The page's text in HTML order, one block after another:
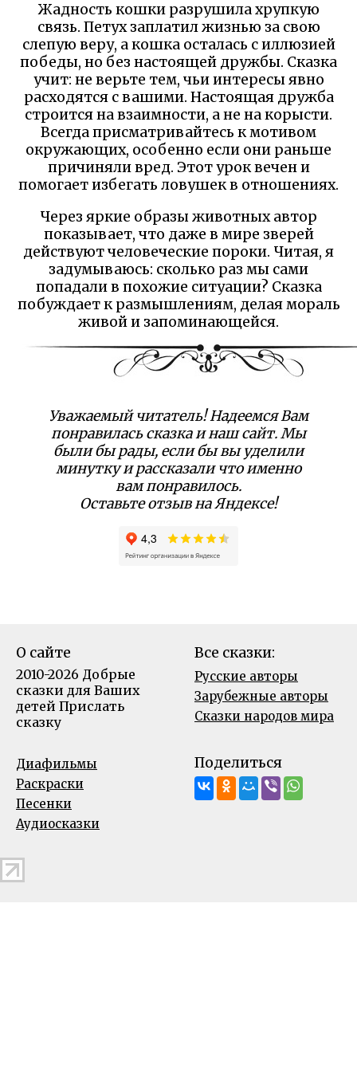
Жадность кошки разрушила хрупкую
связь. Петух заплатил жизнью за свою
слепую веру, а кошка осталась с иллюзией
победы, но без настоящей дружбы. Сказка
учит: не верьте тем, чьи интересы явно
расходятся с вашими. Настоящая дружба
строится на взаимности, а не на корысти.
Всегда присматривайтесь к мотивом
окружающих, особенно если они раньше
причиняли вред. Этот урок вечен и
помогает избегать ловушек в отношениях.
Через яркие образы животных автор
показывает, что даже в мире зверей
действуют человеческие пороки. Читая, я
задумываюсь: сколько раз мы сами
попадали в похожие ситуации? Сказка
побуждает к размышлениям, делая мораль
живой и запоминающейся.
Уважаемый читатель! Надеемся Вам
понравилась сказка и наш сайт. Мы
были бы рады, если бы вы уделили
минутку и рассказали что именно
вам понравилось.
Оставьте отзыв на Яндексе!
О сайте
2010-2026 Добрые
сказки для Ваших
детей Прислать
сказку
Все сказки:
Русские авторы
Зарубежные авторы
Сказки народов мира
Диафильмы
Раскраски
Песенки
Аудиосказки
Поделиться